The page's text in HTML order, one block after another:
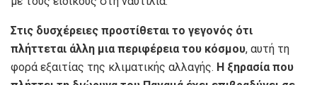
Στις δυσχέρειες προστίθεται το γεγονός ότι
πλήττεται άλλη μια περιφέρεια του κόσμου, αυτή τη
φορά εξαιτίας της κλιματικής αλλαγής. Η ξηρασία που